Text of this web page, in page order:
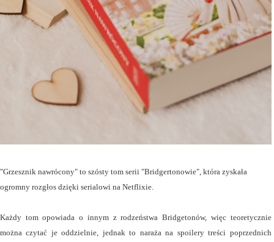
"Grzesznik nawrócony" to szósty tom serii "Bridgertonowie", która zyskała
ogromny rozgłos dzięki serialowi na Netflixie.
Każdy tom opowiada o innym z rodzeństwa Bridgetonów, więc teoretycznie
można czytać je oddzielnie, jednak to naraża na spoilery treści poprzednich